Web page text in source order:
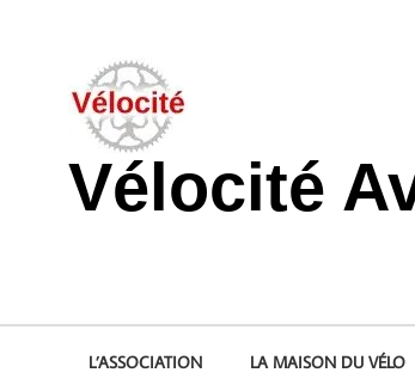
Vélocité
L’ASSOCIATION LA MAISON DU VÉLO